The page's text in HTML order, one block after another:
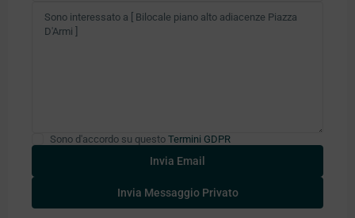
Sono d'accordo su questo Termini GDPR